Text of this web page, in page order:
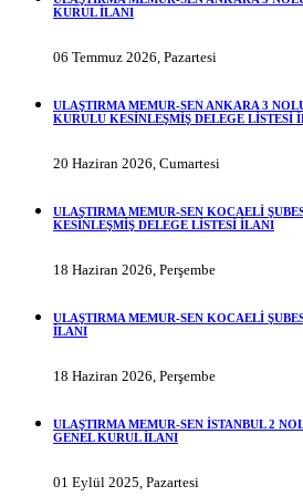
KURUL İLANI
06 Temmuz 2026, Pazartesi
ULAŞTIRMA MEMUR-SEN ANKARA 3
KURULU KESİNLEŞMİŞ DELEGE LİSTESİ
20 Haziran 2026, Cumartesi
ULAŞTIRMA MEMUR-SEN KOCAELİ
KESİNLEŞMİŞ DELEGE LİSTESİ İLANI
18 Haziran 2026, Perşembe
ULAŞTIRMA MEMUR-SEN KOCAELİ
İLANI
18 Haziran 2026, Perşembe
ULAŞTIRMA MEMUR-SEN İSTANBUL 2
GENEL KURUL İLANI
01 Eylül 2025, Pazartesi